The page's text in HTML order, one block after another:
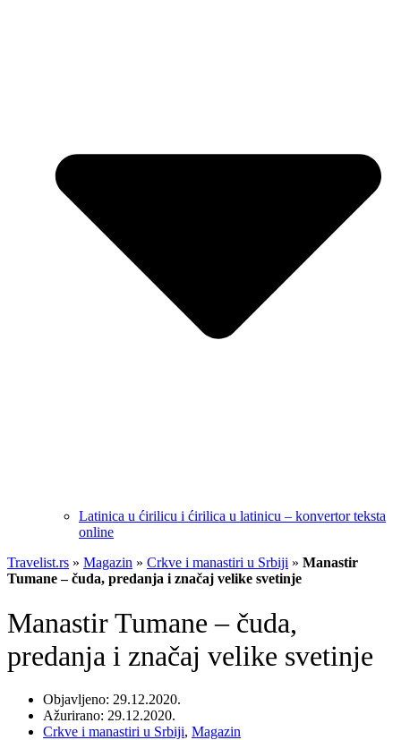
Latinica u ćirilicu i ćirilica u latinicu – konvertor teksta
online
Travelist.rs » Magazin » Crkve i manastiri u Srbiji » Manastir
Tumane – čuda, predanja i značaj velike svetinje
Manastir Tumane – čuda,
predanja i značaj velike svetinje
Objavljeno: 29.12.2020.
Ažurirano: 29.12.2020.
Crkve i manastiri u Srbiji, Magazin